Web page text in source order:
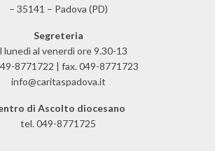
– 35141 – Padova (PD)
Segreteria
lunedì al venerdì ore 9.30-13
8771722 | fax. 049-8771723
info@caritaspadova.it
di Ascolto diocesano
tel. 049-8771725